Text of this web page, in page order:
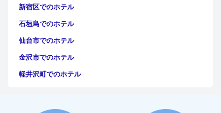
新宿区でのホテル
石垣島でのホテル
仙台市でのホテル
金沢市でのホテル
軽井沢町でのホテル
神戸市でのホテル